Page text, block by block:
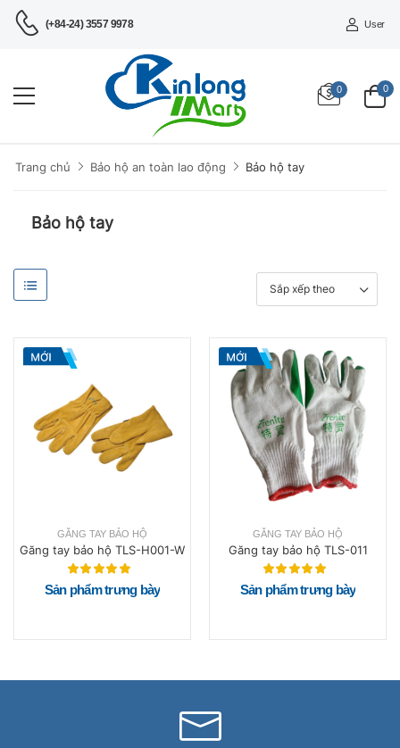
(+84-24) 3557 9978 User
0 0
Trang chủ Bảo hộ an toàn lao động Bảo hộ tay
Bảo hộ tay
GĂNG TAY BẢO HỘ
Găng tay bảo hộ TLS-H001-W
Sản phẩm trưng bày
GĂNG TAY BẢO HỘ
Găng tay bảo hộ TLS-011
Sản phẩm trưng bày